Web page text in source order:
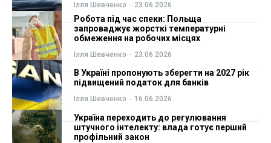
Валютний ринок
Криптовалюта
Робота і освіта
Публікації
ФОП
Валютний ринок
Криптовалюта
Робота і освіта
Публікації
ФОП
Ілля Шевченко - 23.06.2026
Робота під час спеки: Польща
запроваджує жорсткі температурні
обмеження на робочих місцях
Ілля Шевченко - 23.06.2026
В Україні пропонують зберегти на 2027 рік
підвищений податок для банків
Ілля Шевченко - 16.06.2026
Україна переходить до регулювання
штучного інтелекту: влада готує перший
профільний закон